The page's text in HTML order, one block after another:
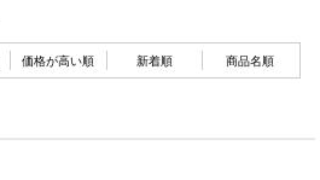
価格が高い順 新着順 商品名順